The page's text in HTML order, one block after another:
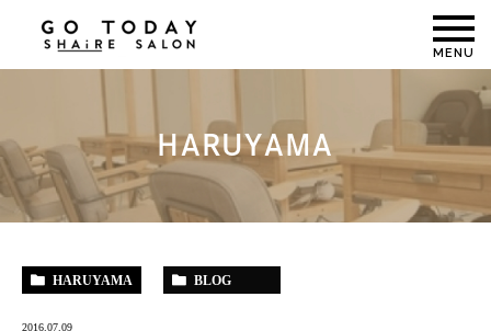
MENU
HARUYAMA
HARUYAMA BLOG
2016.07.09